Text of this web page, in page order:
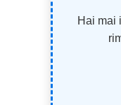
Hai mai